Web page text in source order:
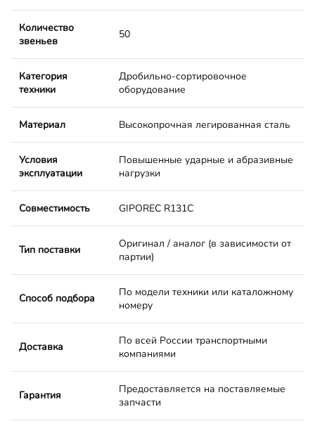
Количество
звеньев
50
Категория
техники
Дробильно-сортировочное
оборудование
Материал Высокопрочная легированная сталь
Условия
эксплуатации
Повышенные ударные и абразивные
нагрузки
Совместимость GIPOREC R131C
Тип поставки
Оригинал / аналог (в зависимости от
партии)
Способ подбора
По модели техники или каталожному
номеру
Доставка
По всей России транспортными
компаниями
Гарантия
Предоставляется на поставляемые
запчасти